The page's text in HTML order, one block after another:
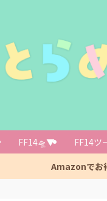
FF14🛸▼ FF14ツ
Amazonでお